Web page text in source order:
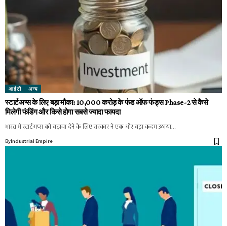
आईटी अन्य
स्टार्टअप्स के लिए बड़ा मौका: ₹10,000 करोड़ के फंड ऑफ फंड्स Phase-2 से कैसे
मिलेगी फंडिंग और किसे होगा सबसे ज्यादा फायदा
भारत में स्टार्टअप्स को बढ़ावा देने के लिए सरकार ने एक और बड़ा कदम उठाया…
ByIndustrial Empire